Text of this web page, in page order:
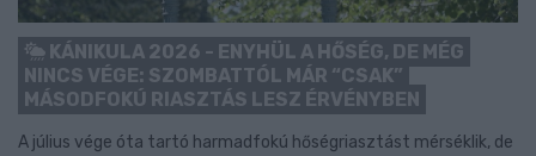
KÁNIKULA 2026 - ENYHÜL A HŐSÉG, DE MÉG
NINCS VÉGE: SZOMBATTÓL MÁR “CSAK”
MÁSODFOKÚ RIASZTÁS LESZ ÉRVÉNYBEN
A július vége óta tartó harmadfokú hőségriasztást mérséklik, de